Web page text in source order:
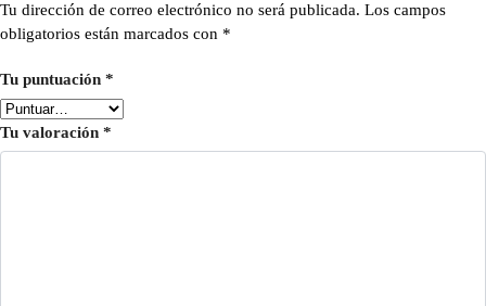
Tu dirección de correo electrónico no será publicada. Los campos
obligatorios están marcados con *
Tu puntuación *
Tu valoración *